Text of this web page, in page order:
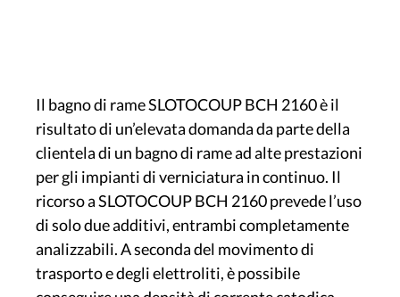
Il bagno di rame SLOTOCOUP BCH 2160 è il
risultato di un’elevata domanda da parte della
clientela di un bagno di rame ad alte prestazioni
per gli impianti di verniciatura in continuo. Il
ricorso a SLOTOCOUP BCH 2160 prevede l’uso
di solo due additivi, entrambi completamente
analizzabili. A seconda del movimento di
trasporto e degli elettroliti, è possibile